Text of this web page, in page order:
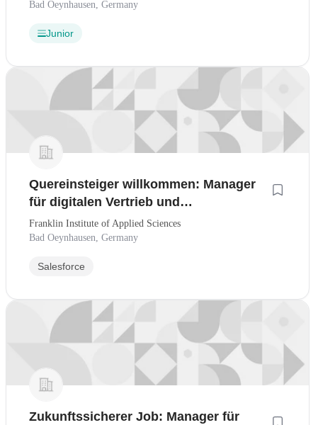
Bad Oeynhausen, Germany
Junior
Quereinsteiger willkommen: Manager
für digitalen Vertrieb und
Kundenmanagement - Fokus CRM-
Workflows & KI-Tools
Franklin Institute of Applied Sciences
Bad Oeynhausen, Germany
Salesforce
Zukunftssicherer Job: Manager für